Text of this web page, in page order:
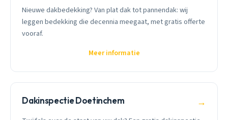
Nieuwe dakbedekking? Van plat dak tot pannendak: wij
leggen bedekking die decennia meegaat, met gratis offerte
vooraf.
Meer informatie
Dakinspectie Doetinchem →